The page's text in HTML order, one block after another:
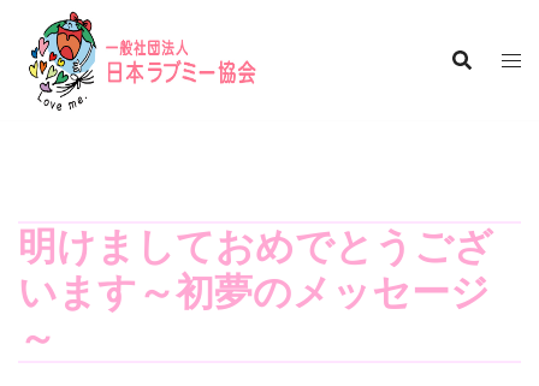
明けましておめでとうござ
います～初夢のメッセージ
～